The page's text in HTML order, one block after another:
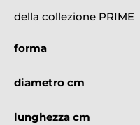
della collezione PRIME
forma
diametro cm
lunghezza cm